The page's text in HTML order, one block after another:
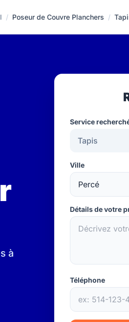
/ Poseur de Couvre Planchers /
à
Service
Ville
Détails de votre
Téléphone